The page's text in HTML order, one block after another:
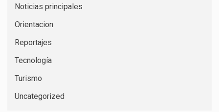
Noticias principales
Orientacion
Reportajes
Tecnología
Turismo
Uncategorized